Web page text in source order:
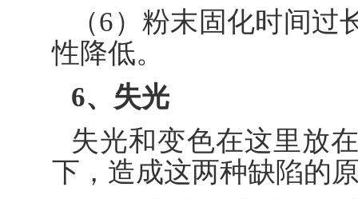
（6）粉末固化时间
性降低。
6、失光
失光和变色在这里放
下，造成这两种缺陷的